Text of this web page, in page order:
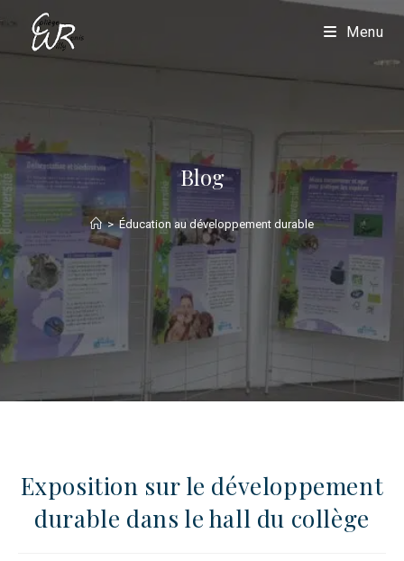
Menu
Blog
> Éducation au développement durable
Exposition sur le développement
durable dans le hall du collège